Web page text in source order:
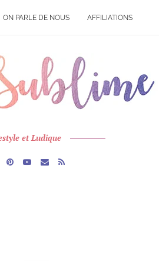
ON PARLE DE NOUS AFFILIATIONS
et Ludique